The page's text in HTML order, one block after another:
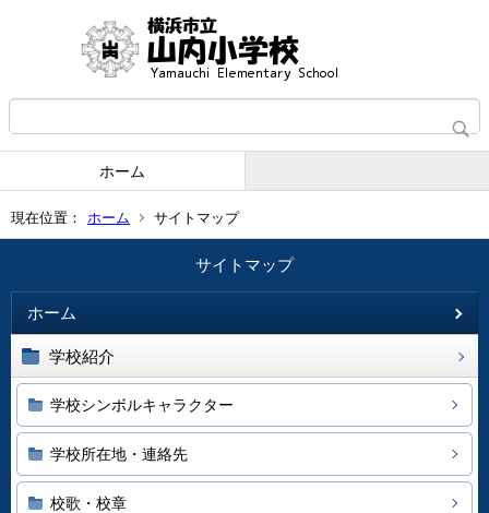
ホーム
現在位置： ホーム サイトマップ
サイトマップ
ホーム
学校紹介
学校シンボルキャラクター
学校所在地・連絡先
校歌・校章